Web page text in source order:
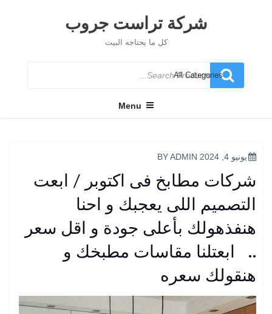
شركة تراست جروب
كل ما يحتاجه البيت
Search
for
Menu
POSTED
يونيو 4, 2024 ADMIN
شركات مطابخ فى اكتوبر / ابعت
التصميم اللى يعجبك و احنا
هنفذهولك بأعلى جودة و اقل سعر
.. ابعتلنا مقاسات مطبخك و
هنقولك سعره